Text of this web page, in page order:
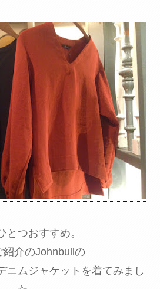
とつおすすめ。
紹介のJohnbullの
ニムジャケットを着てみまし